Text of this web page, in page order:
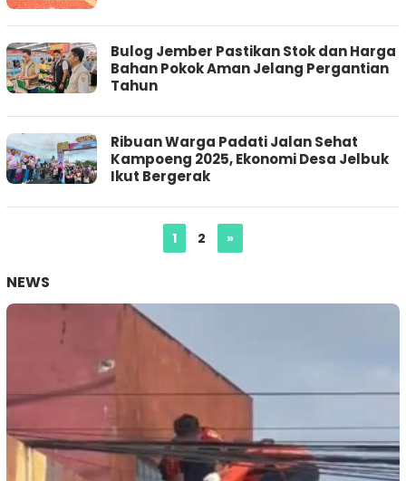
Bulog Jember Pastikan Stok dan Harga
Bahan Pokok Aman Jelang Pergantian
Tahun
Ribuan Warga Padati Jalan Sehat
Kampoeng 2025, Ekonomi Desa Jelbuk
Ikut Bergerak
1 2 »
NEWS